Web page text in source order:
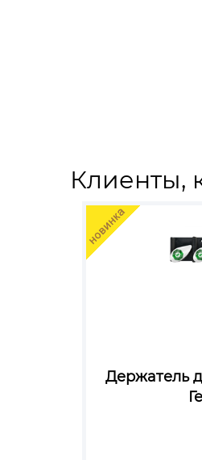
Клиенты,
Держатель